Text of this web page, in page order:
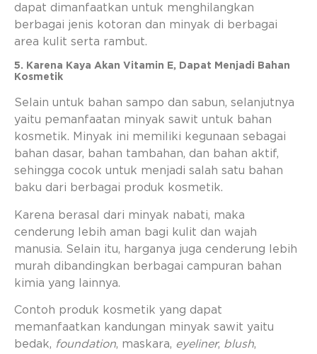
dapat dimanfaatkan untuk menghilangkan
berbagai jenis kotoran dan minyak di berbagai
area kulit serta rambut.
5. Karena Kaya Akan Vitamin E, Dapat Menjadi Bahan
Kosmetik
Selain untuk bahan sampo dan sabun, selanjutnya
yaitu pemanfaatan minyak sawit untuk bahan
kosmetik. Minyak ini memiliki kegunaan sebagai
bahan dasar, bahan tambahan, dan bahan aktif,
sehingga cocok untuk menjadi salah satu bahan
baku dari berbagai produk kosmetik.
Karena berasal dari minyak nabati, maka
cenderung lebih aman bagi kulit dan wajah
manusia. Selain itu, harganya juga cenderung lebih
murah dibandingkan berbagai campuran bahan
kimia yang lainnya.
Contoh produk kosmetik yang dapat
memanfaatkan kandungan minyak sawit yaitu
bedak, foundation, maskara, eyeliner, blush,